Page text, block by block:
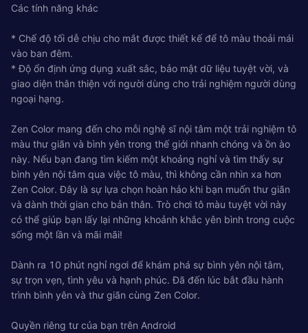
Các tính năng khác
* Chế độ tối dễ chịu cho mắt được thiết kế để tô màu thoải mái
vào ban đêm.
* Độ ổn định ứng dụng xuất sắc, bảo mật dữ liệu tuyệt vời, và
giao diện thân thiện với người dùng cho trải nghiệm người dùng
ngoại hạng.
Zen Color mang đến cho mỗi nghệ sĩ nội tâm một trải nghiệm tô
màu thư giãn và bình yên trong thế giới nhanh chóng và ồn ào
này. Nếu bạn đang tìm kiếm một khoảng nghỉ và tìm thấy sự
bình yên nội tâm qua việc tô màu, thì không cần nhìn xa hơn
Zen Color. Đây là sự lựa chọn hoàn hảo khi bạn muốn thư giãn
và dành thời gian cho bản thân. Trò chơi tô màu tuyệt vời này
có thể giúp bạn lấy lại những khoảnh khắc yên bình trong cuộc
sống một lần và mãi mãi!
Dành ra 10 phút nghỉ ngơi để khám phá sự bình yên nội tâm,
sự trọn vẹn, tình yêu và hạnh phúc. Đã đến lúc bắt đầu hành
trình bình yên và thư giãn cùng Zen Color.
Quyền riêng tư của bạn trên Android